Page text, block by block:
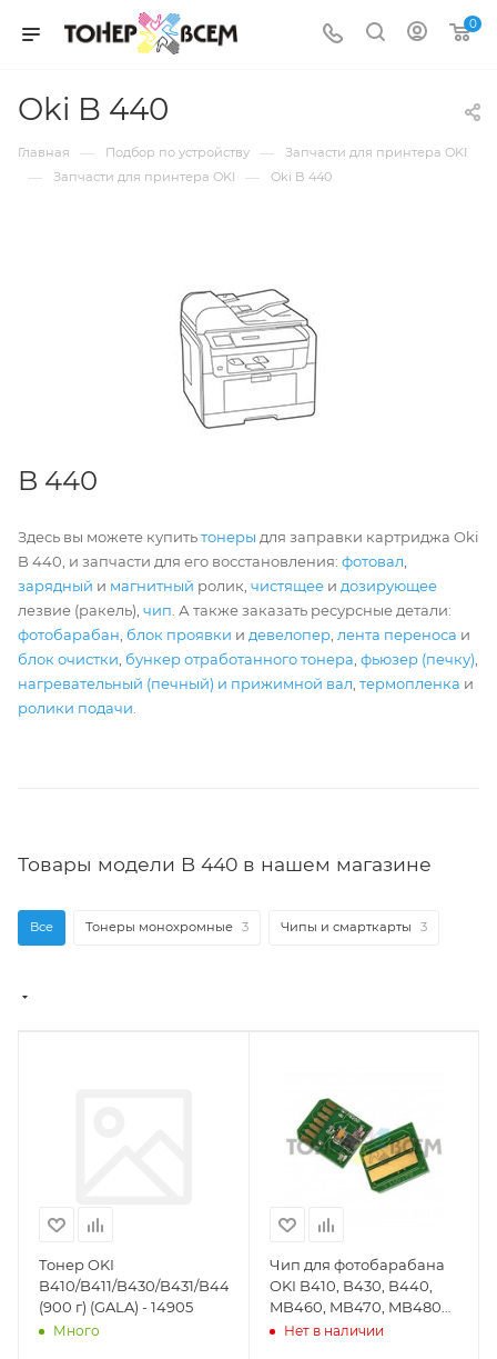
0
Oki B 440
Главная — Подбор по устройству — Запчасти для принтера OKI
— Запчасти для принтера OKI — Oki B 440
B 440
Здесь вы можете купитьтонеры для заправки картриджа Oki
B 440, и запчасти для его восстановления: фотовал
зарядный и магнитный ролик, чистящее и дозирующее
лезвие (ракель), чип . А также заказать ресурсные детали:
фотобарабан блок проявки и девелопер лента переноса и
блок очистки бункер отработанного тонера фьюзер (печку)
нагревательный (печный) и прижимной вал термопленка и
ролики подачи
Товары модели B 440 в нашем магазине
Все Тонеры монохромные 3 Чипы и смарткарты 3
Тонер OKI
B410/B411/B430/B431/B440/MB460/MB470/MB480
(900 г) (GALA) - 14905
Много
Чип для фотобарабана
OKI B410, B430, B440,
MB460, MB470, MB480
(25k стр.)(DV Inc.) -
Нет в наличии